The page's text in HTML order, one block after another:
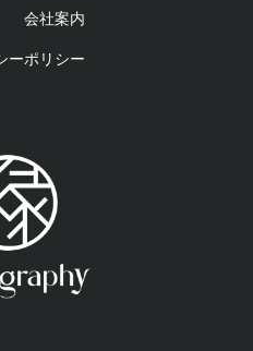
会社案内
ーポリシー